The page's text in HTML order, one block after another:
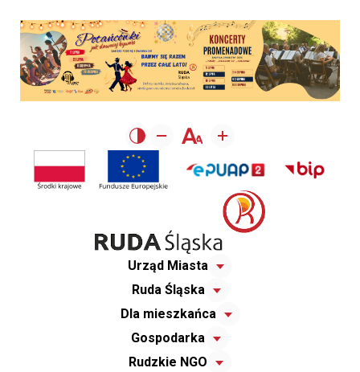
Urząd Miasta
Ruda Śląska
Dla mieszkańca
Gospodarka
Rudzkie NGO